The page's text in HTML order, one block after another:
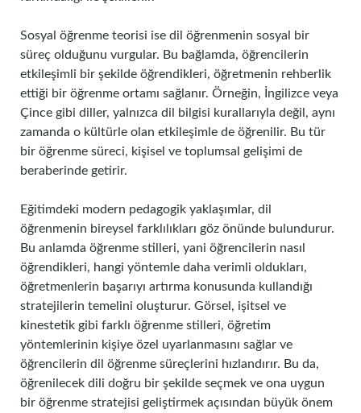
Sosyal öğrenme teorisi ise dil öğrenmenin sosyal bir
süreç olduğunu vurgular. Bu bağlamda, öğrencilerin
etkileşimli bir şekilde öğrendikleri, öğretmenin rehberlik
ettiği bir öğrenme ortamı sağlanır. Örneğin, İngilizce veya
Çince gibi diller, yalnızca dil bilgisi kurallarıyla değil, aynı
zamanda o kültürle olan etkileşimle de öğrenilir. Bu tür
bir öğrenme süreci, kişisel ve toplumsal gelişimi de
beraberinde getirir.
Eğitimdeki modern pedagogik yaklaşımlar, dil
öğrenmenin bireysel farklılıkları göz önünde bulundurur.
Bu anlamda öğrenme stilleri, yani öğrencilerin nasıl
öğrendikleri, hangi yöntemle daha verimli oldukları,
öğretmenlerin başarıyı artırma konusunda kullandığı
stratejilerin temelini oluşturur. Görsel, işitsel ve
kinestetik gibi farklı öğrenme stilleri, öğretim
yöntemlerinin kişiye özel uyarlanmasını sağlar ve
öğrencilerin dil öğrenme süreçlerini hızlandırır. Bu da,
öğrenilecek dili doğru bir şekilde seçmek ve ona uygun
bir öğrenme stratejisi geliştirmek açısından büyük önem